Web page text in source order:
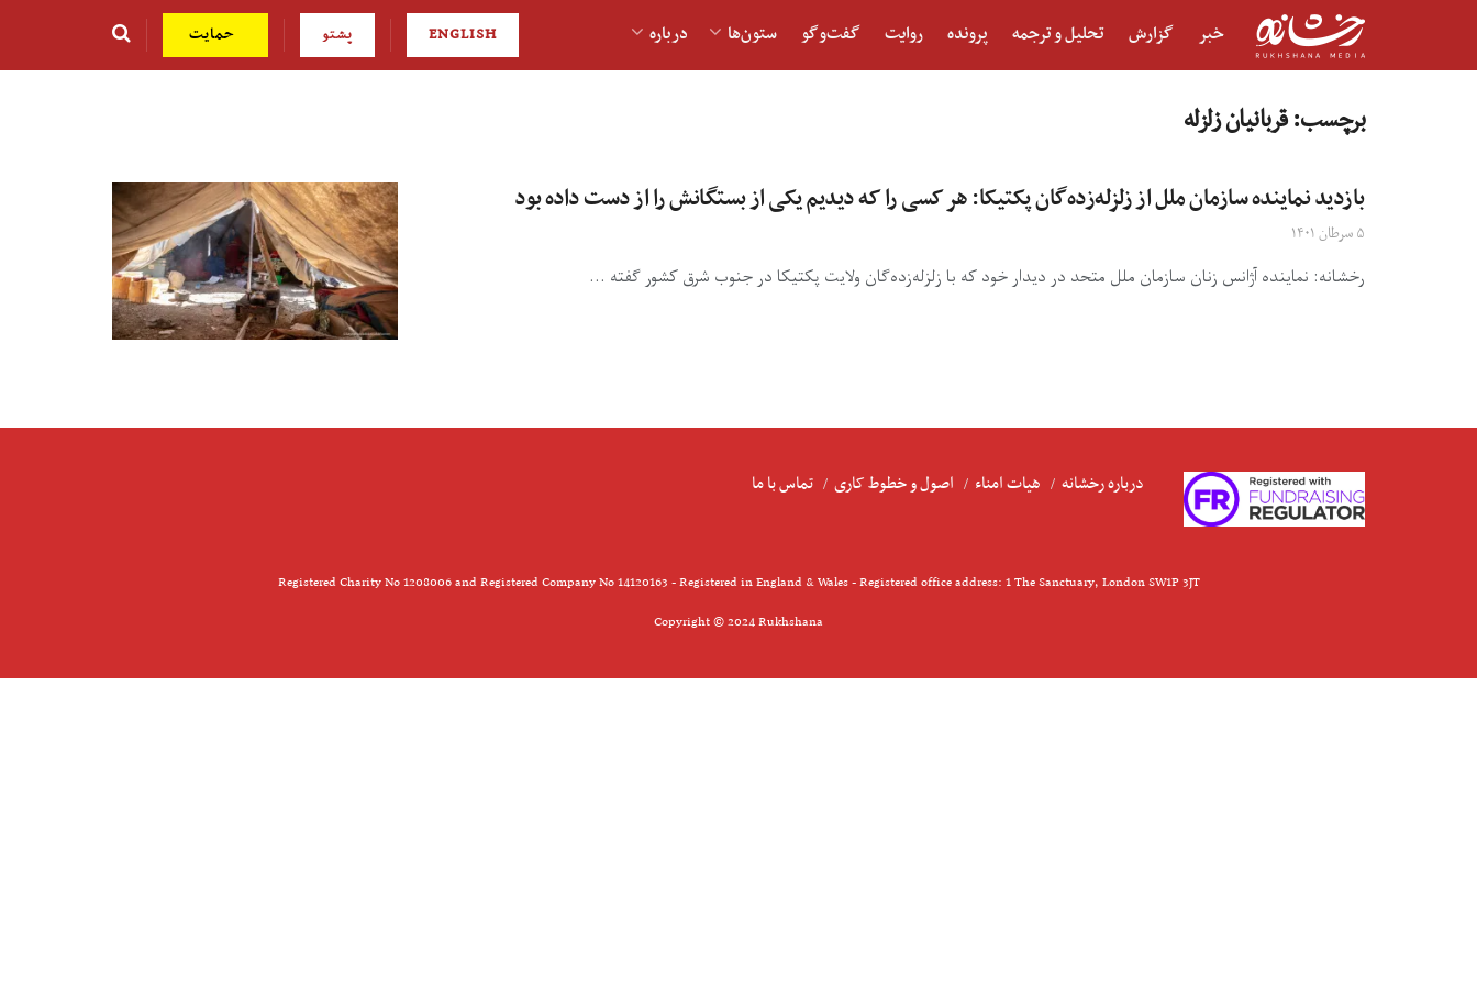
خبر گزارش تحلیل و ترجمه پرونده روایت گفت‌و‎گو ستون‌ها درباره ENGLISH پشتو حمایت
برچسب:قربانیان زلزله
بازدید نماینده سازمان ملل از زلزله‌زده‌گان پکتیکا: هر کسی را که دیدیم یکی از بستگانش را از دست داده بود
۵ سرطان ۱۴۰۱
رخشانه: نماینده آژانس زنان سازمان ملل متحد در دیدار خود که با زلزله‌زده‌گان ولایت پکتیکا در جنوب شرق کشور گفته ...
درباره رخشانه هیات امناء اصول و خطوط کاری تماس با ما
Registered Charity No 1208006 and Registered Company No 14120163 - Registered in England & Wales - Registered office address: 1 The Sanctuary, London SW1P 3JT
Copyright © 2024 Rukhshana